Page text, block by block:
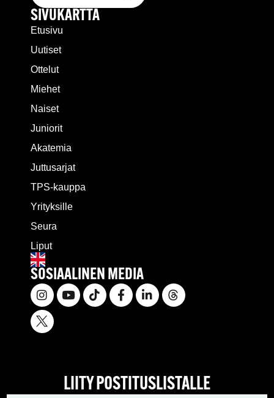
SIVUKARTTA
Etusivu
Uutiset
Ottelut
Miehet
Naiset
Juniorit
Akatemia
Juttusarjat
TPS-kauppa
Yrityksille
Seura
Liput
SOSIAALINEN MEDIA
LIITY POSTITUSLISTALLE